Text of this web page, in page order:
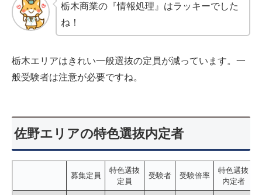
栃木商業の『情報処理』はラッキーでした
ね！
栃木エリアはきれい一般選抜の定員が減っています。一
般受験者は注意が必要ですね。
佐野エリアの特色選抜内定者
募集定員
特色選抜
定員
受験者 受験倍率
特色選抜
内定者